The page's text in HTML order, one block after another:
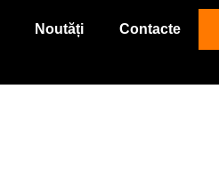
Noutăți Contacte